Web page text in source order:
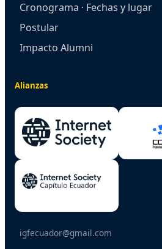
Cronograma · Fechas y lugar
Postular
Impacto Alumni
Alianzas
igfecuador@gmail.com